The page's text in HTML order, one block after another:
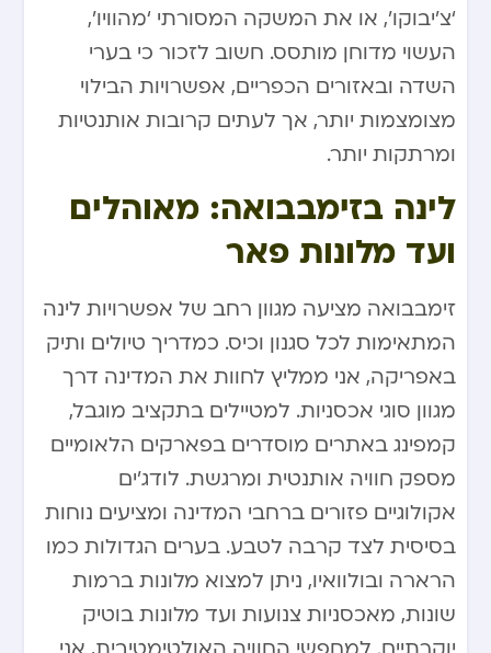
‘צ’יבוקו’, או את המשקה המסורתי ‘מהוויו’,
העשוי מדוחן מותסס. חשוב לזכור כי בערי
השדה ובאזורים הכפריים, אפשרויות הבילוי
מצומצמות יותר, אך לעתים קרובות אותנטיות
ומרתקות יותר.
לינה בזימבבואה: מאוהלים
ועד מלונות פאר
זימבבואה מציעה מגוון רחב של אפשרויות לינה
המתאימות לכל סגנון וכיס. כמדריך טיולים ותיק
באפריקה, אני ממליץ לחוות את המדינה דרך
מגוון סוגי אכסניות. למטיילים בתקציב מוגבל,
קמפינג באתרים מוסדרים בפארקים הלאומיים
מספק חוויה אותנטית ומרגשת. לודג’ים
אקולוגיים פזורים ברחבי המדינה ומציעים נוחות
בסיסית לצד קרבה לטבע. בערים הגדולות כמו
הרארה ובולוואיו, ניתן למצוא מלונות ברמות
שונות, מאכסניות צנועות ועד מלונות בוטיק